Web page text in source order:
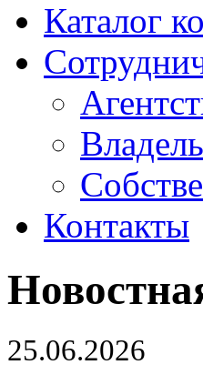
Каталог
Контакты
25.06.2026